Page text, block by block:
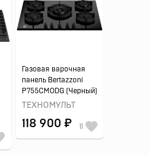
Газовая варочная
панель Bertazzoni
P755CMODG (Черный)
ТЕХНОМУЛЬТ
118 900 ₽ 11